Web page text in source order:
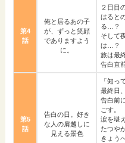
第4
話
俺と居るあの子
が、ずっと笑顔
でありますよう
に。
２日目
はると
る…？
そして
は…？
旅は最
告白直
第5
話
告白の日。好き
な人の肩越しに
見える景色
「知っ
最終日
告白前
ごす。
涙を堪
たつや
きょう